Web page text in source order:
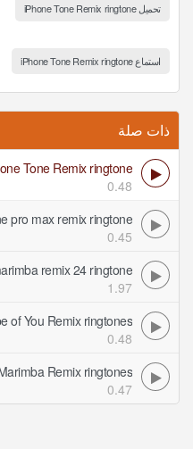
تحميل iPhone Tone Remix ringtone
استماع iPhone Tone Remix ringtone
ذات صلة
Tone Remix ringtone
0.48
pro max remix ringtone
0.45
remix 24 ringtone
1.97
of You Remix ringtones
0.48
Remix ringtones
0.47